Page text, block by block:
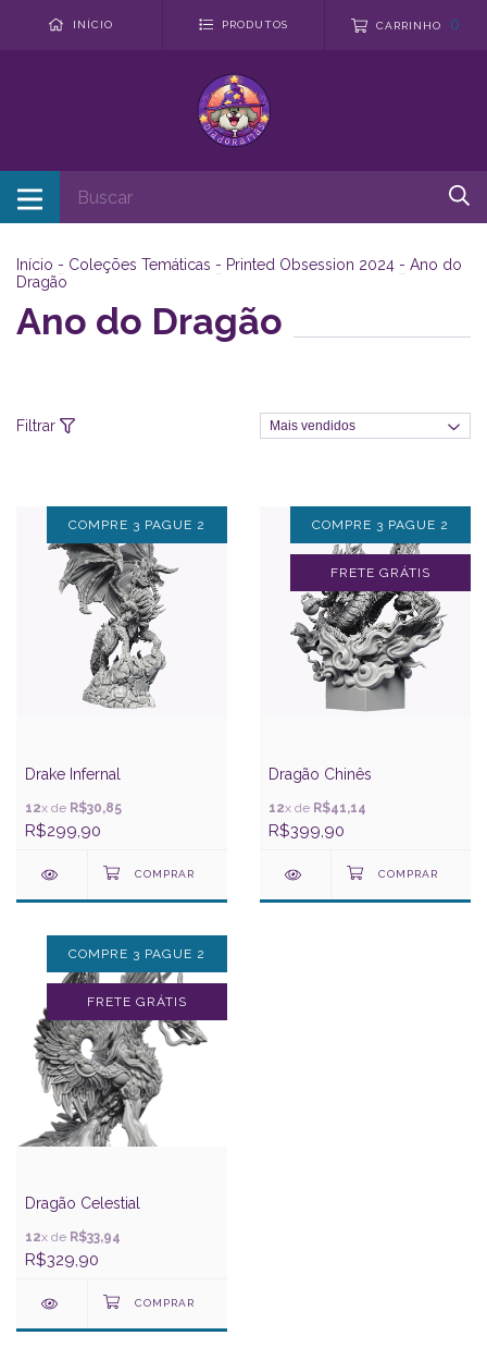
INÍCIO PRODUTOS CARRINHO 0
Início - Coleções Temáticas - Printed Obsession 2024 - Ano do
Dragão
Ano do Dragão
Filtrar
COMPRE 3 PAGUE 2
Drake Infernal
12x de R$30,85
R$299,90
COMPRE 3 PAGUE 2
FRETE GRÁTIS
Dragão Chinês
12x de R$41,14
R$399,90
COMPRE 3 PAGUE 2
FRETE GRÁTIS
Dragão Celestial
12x de R$33,94
R$329,90